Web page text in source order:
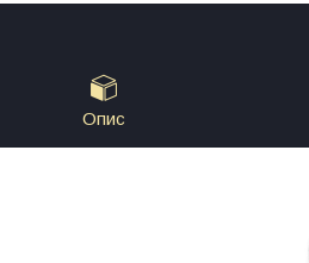
Опис